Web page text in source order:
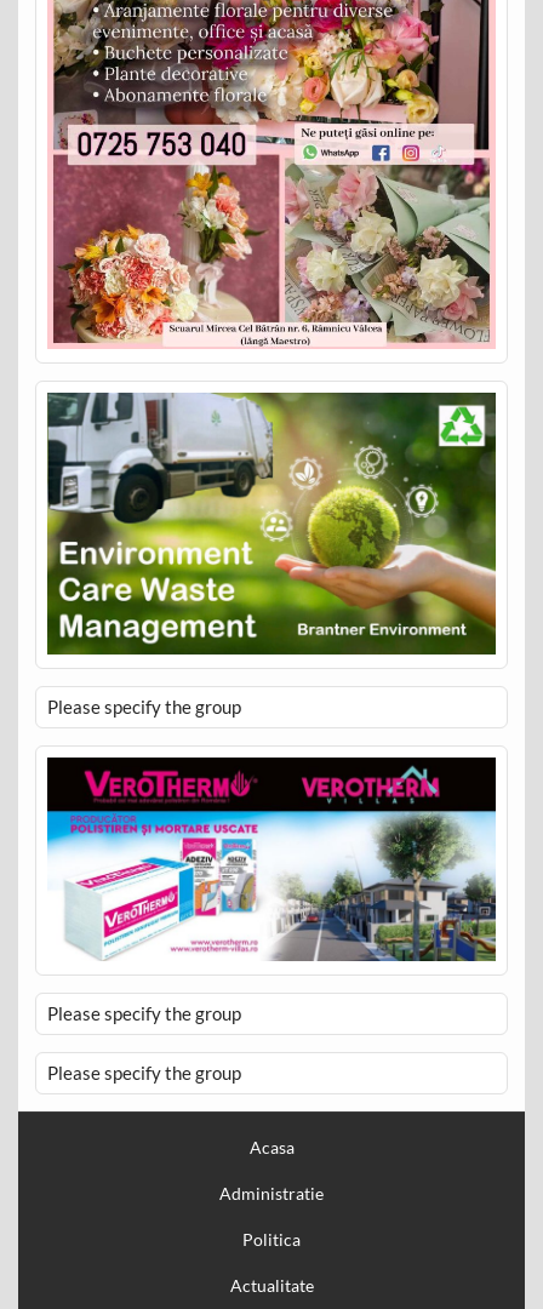
Please specify the group
Please specify the group
Please specify the group
Acasa
Administratie
Politica
Actualitate